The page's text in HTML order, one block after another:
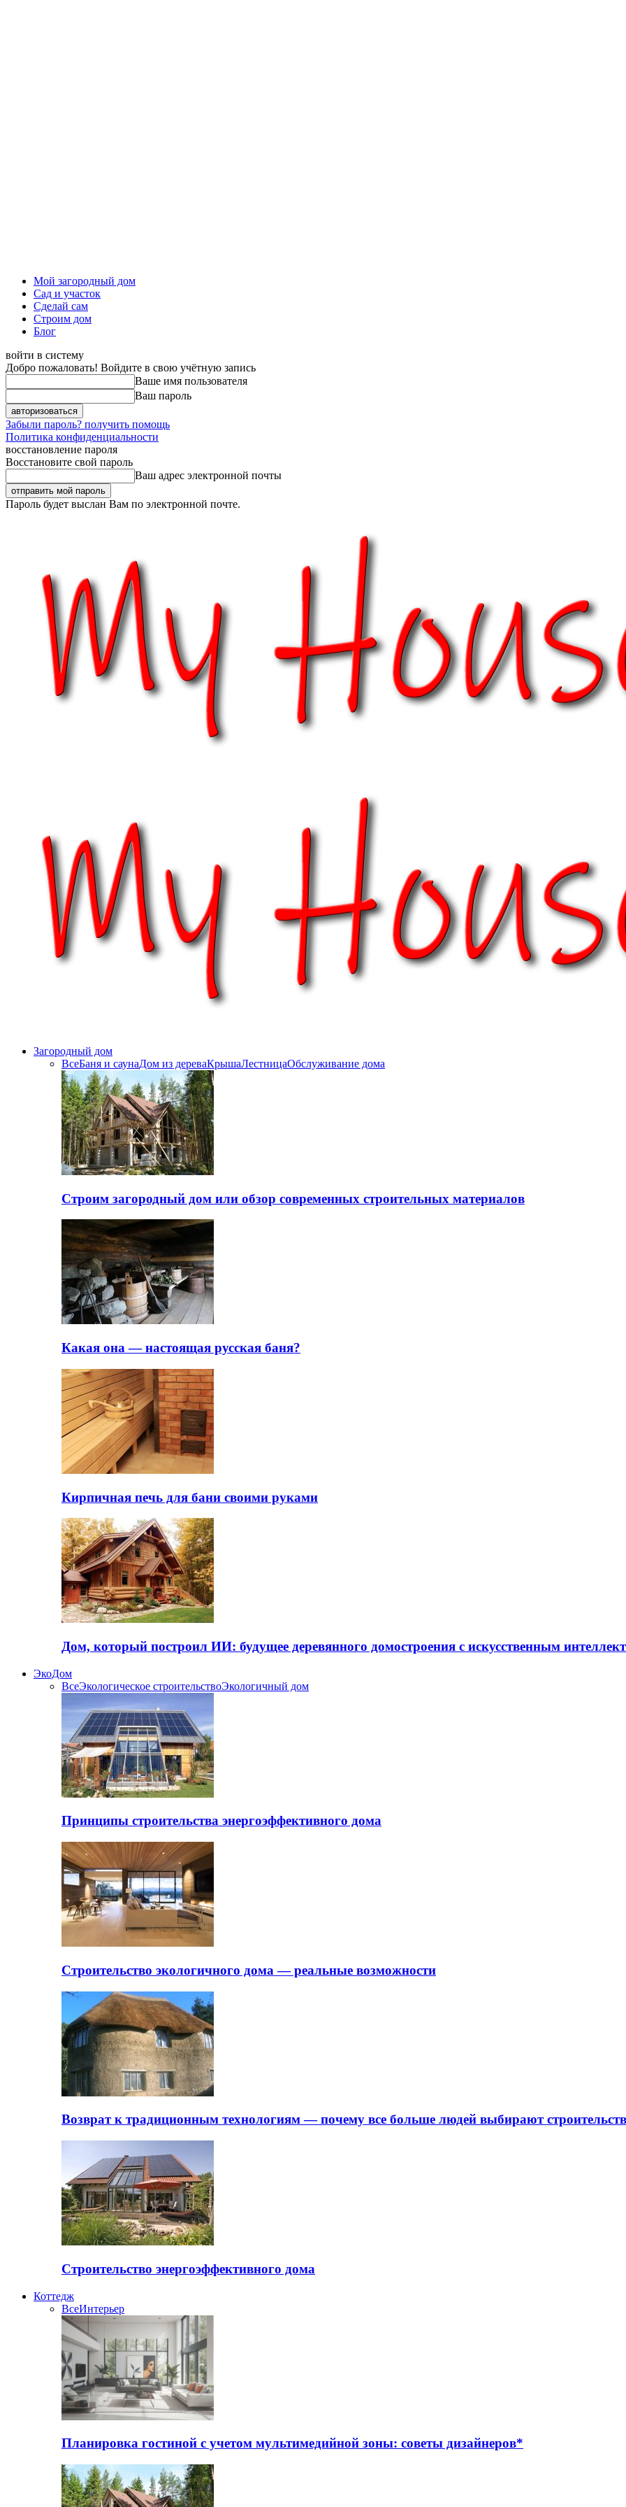
Мой загородный дом
Сад и участок
Сделай сам
Строим дом
Блог
войти в систему
Добро пожаловать! Войдите в свою учётную запись
Ваше имя пользователя
Ваш пароль
Забыли пароль? получить помощь
Политика конфиденциальности
восстановление пароля
Восстановите свой пароль
Ваш адрес электронной почты
Пароль будет выслан Вам по электронной почте.
Загородный дом
ВсеБаня и саунаДом из дереваКрышаЛестницаОбслуживание дома
Строим загородный дом или обзор современных строительных материалов
Какая она — настоящая русская баня?
Кирпичная печь для бани своими руками
Дом, который построил ИИ: будущее деревянного домостроения с искусственным
ЭкоДом
ВсеЭкологическое строительствоЭкологичный дом
Принципы строительства энергоэффективного дома
Строительство экологичного дома — реальные возможности
Возврат к традиционным технологиям — почему все больше людей выбирают
Строительство энергоэффективного дома
Коттедж
ВсеИнтерьер
Планировка гостиной с учетом мультимедийной зоны: советы дизайнеров*